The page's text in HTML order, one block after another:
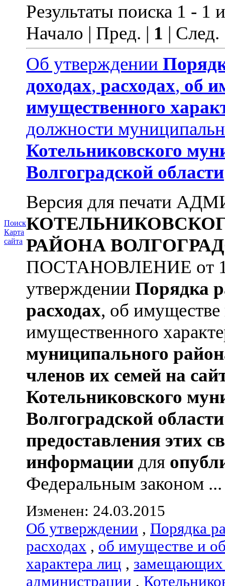
Поиск
Карта
сайта
Результаты поиска 1 - 1
Начало | Пред. | 1 |
Об утверждении
доходах, расходах, об
имущественного
должности
Котельниковского
Волгоградской области
Версия для печати
РАЙОНА
ПОСТАНОВЛЕНИЕ от
утверждении Порядка
расходах, об имуществе
имущественного
муниципального
членов их семей на
Котельниковского
Волгоградской области
предоставления этих
информации для
Федеральным законом ...
Изменен: 24.03.2015
Об утверждении , Порядка
расходах , об имуществе и
характера лиц , замещающих
администрации ,